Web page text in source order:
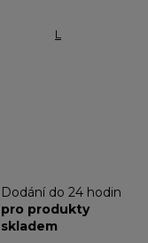
L
Dodání do 24 hodin
pro produkty
skladem